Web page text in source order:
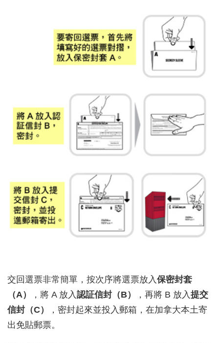
交回選票非常簡單，按次序將選票放入 保密封套
（A）
，將 A 放入 認証信封（B） ，再將 B 放入 提交
信封（C）
，密封起來並投入郵箱，在加拿大本土寄
出免貼郵票。